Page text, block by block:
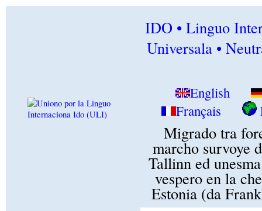
IDO • Linguo
Universala •
English
Français
Migrado tra
marcho survoye
Tallinn ed
vespero en la
Estonia (da